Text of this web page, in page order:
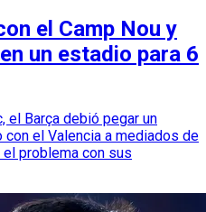
el Camp Nou y
un estadio para 6
el Barça debió pegar un
el Valencia a mediados de
problema con sus